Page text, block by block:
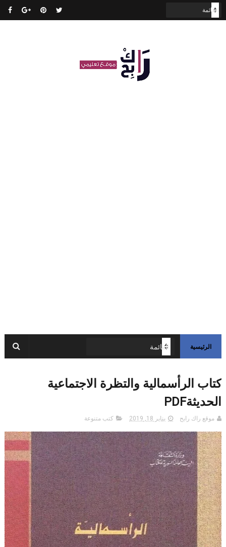
الرئيسية
كتاب الرأسمالية والتظرة الاجتماعية
الحديثةPDF
موقع راك رابح يناير 18, 2019 كتب متنوعة